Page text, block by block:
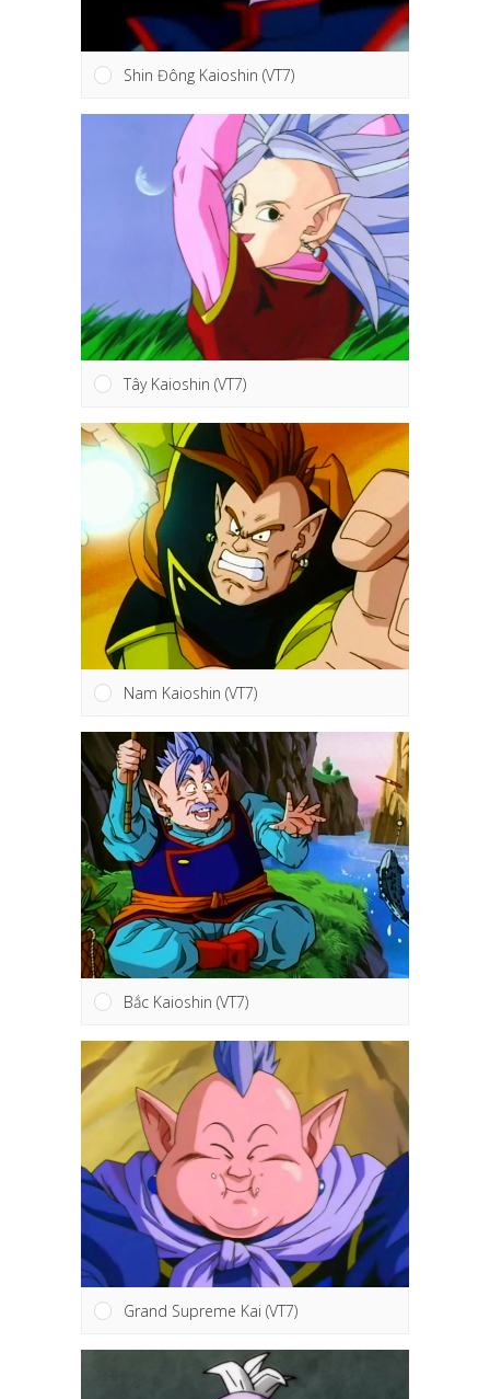
Shin Đông Kaioshin (VT7)
Tây Kaioshin (VT7)
Nam Kaioshin (VT7)
Bắc Kaioshin (VT7)
Grand Supreme Kai (VT7)